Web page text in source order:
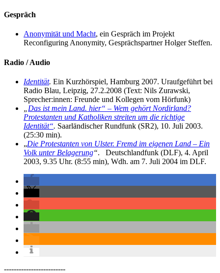
Gespräch
Anonymität und Macht, ein Gespräch im Projekt
Reconfiguring Anonymity, Gesprächspartner Holger Steffen.
Radio / Audio
Identität. Ein Kurzhörspiel, Hamburg 2007. Uraufgeführt bei
Radio Blau, Leipzig, 27.2.2008 (Text: Nils Zurawski,
Sprecher:innen: Freunde und Kollegen vom Hörfunk)
Das ist mein Land. hier“ – Wem gehört Nordirland?
Protestanten und Katholiken streiten um die richtige
Identität“. Saarländischer Rundfunk (SR2), 10. Juli 2003.
(25:30 min).
„Die Protestanten von Ulster. Fremd im eigenen Land – Ein
Volk unter Belagerung“. Deutschlandfunk (DLF), 4. April
2003, 9.35 Uhr. (8:55 min), Wdh. am 7. Juli 2004 im DLF.
-------------------------